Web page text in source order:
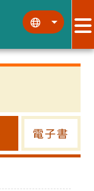
::: :::
電子書